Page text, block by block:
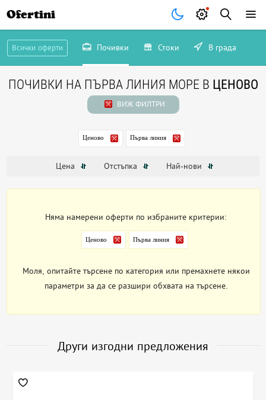
Ofertini
Всички оферти Почивки Стоки В града
ПОЧИВКИ НА ПЪРВА ЛИНИЯ МОРЕ В ЦЕНОВО
ВИЖ ФИЛТРИ
Ценово Първа линия
Цена Отстъпка Най-нови
Няма намерени оферти по избраните критерии:
Ценово Първа линия
Моля, опитайте търсене по категория или премахнете някои
параметри за да се разшири обхвата на търсене.
Други изгодни предложения